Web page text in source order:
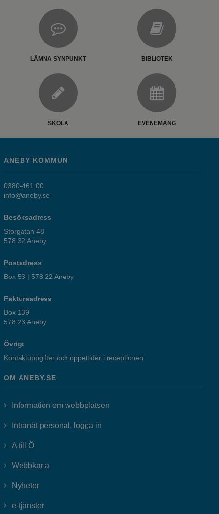
LÄMNA SYNPUNKT BIBLIOTEK
SKOLA EVENEMANG
ANEBY KOMMUN
0380-461 00
info@aneby.se
Besöksadress
Storgatan 48
578 32 Aneby
Postadress
Box 53 | 578 22 Aneby
Fakturaadress
Box 139
578 23 Aneby
Övrigt
Kontaktuppgifter och öppettider i receptionen
OM ANEBY.SE
Information om webbplatsen
Intranät personal, logga in
A till Ö
Webbkarta
Nyheter
e-tjänsterLänk till annan webbplats, öppnas i nytt fönster.